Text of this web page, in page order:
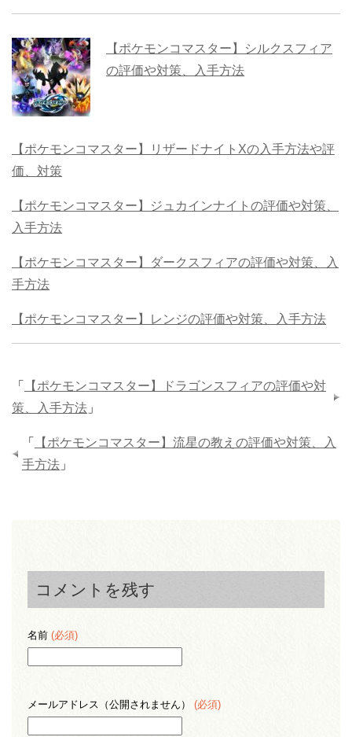
【ポケモンコマスター】シルクスフィア
の評価や対策、入手方法
【ポケモンコマスター】リザードナイトXの入手方法や評
価、対策
【ポケモンコマスター】ジュカインナイトの評価や対策、
入手方法
【ポケモンコマスター】ダークスフィアの評価や対策、入
手方法
【ポケモンコマスター】レンジの評価や対策、入手方法
「
【ポケモンコマスター】ドラゴンスフィアの評価や対
策、入手方法 」
「
【ポケモンコマスター】流星の教えの評価や対策、入
手方法 」
コメントを残す
名前 (必須)
メールアドレス（公開されません） (必須)